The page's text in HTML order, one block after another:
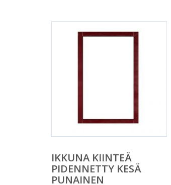
IKKUNA KIINTEÄ
PIDENNETTY KESÄ
PUNAINEN